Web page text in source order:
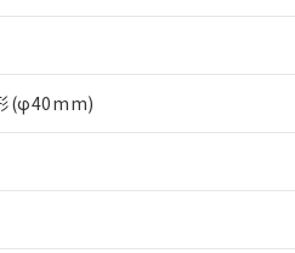
(φ40mm)